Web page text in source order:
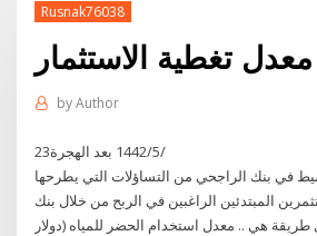
Rusnak76038
معدل تغطية الاستثمار
byAuthor
23‏‏/5‏‏/1442 بعد الهجرة
في بنك الراجحي من التساؤلات التي يطرحها
المبتدئين الراغبين في الربح من خلال بنك
هي .. معدل استخدام الحضر للمياه (دولار